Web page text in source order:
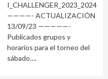
I_CHALLENGER_2023_2024
————- ACTUALIZACIÓN
13/09/23 —————-
Publicados grupos y
horarios para el torneo del
sábado….